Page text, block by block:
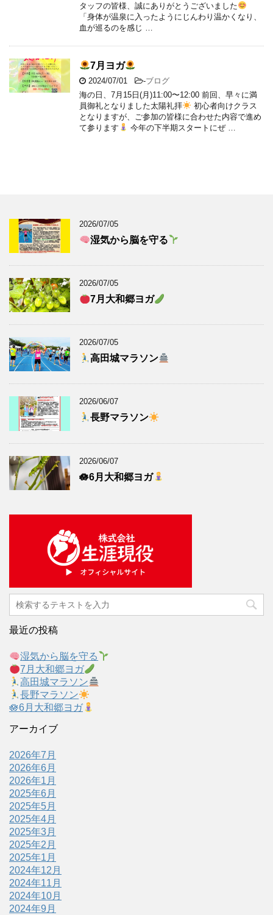
タッフの皆様、誠にありがとうございました
「身体が温泉に入ったようにじんわり温かくなり、
血が巡るのを感じ …
7月ヨガ
2024/07/01 -ブログ
海の日、7月15日(月)11:00〜12:00 前回、早々に満
員御礼となりました太陽礼拝
初心者向けクラス
となりますが、ご参加の皆様に合わせた内容で進め
て参ります
今年の下半期スタートにぜ …
2026/07/05
湿気から脳を守る
2026/07/05
7月大和郷ヨガ
2026/07/05
高田城マラソン
2026/06/07
長野マラソン
2026/06/07
🪷6月大和郷ヨガ
最近の投稿
湿気から脳を守る
7月大和郷ヨガ
高田城マラソン
長野マラソン
🪷6月大和郷ヨガ
アーカイブ
2026年7月
2026年6月
2026年1月
2025年6月
2025年5月
2025年4月
2025年3月
2025年2月
2025年1月
2024年12月
2024年11月
2024年10月
2024年9月